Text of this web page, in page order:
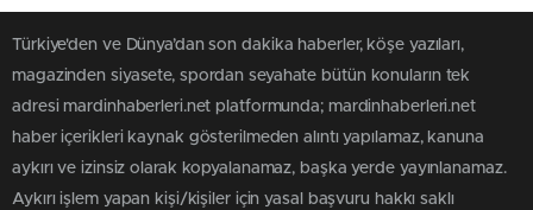
Türkiye'den ve Dünya’dan son dakika haberler, köşe yazıları,
magazinden siyasete, spordan seyahate bütün konuların tek
adresi mardinhaberleri.net platformunda; mardinhaberleri.net
haber içerikleri kaynak gösterilmeden alıntı yapılamaz, kanuna
aykırı ve izinsiz olarak kopyalanamaz, başka yerde yayınlanamaz.
Aykırı işlem yapan kişi/kişiler için yasal başvuru hakkı saklı